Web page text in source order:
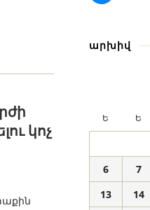
կոչ
արխիվ
Ե Ե
6
7
13
14